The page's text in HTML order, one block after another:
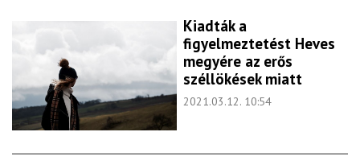
Kiadták a
figyelmeztetést Heves
megyére az erős
széllökések miatt
2021.03.12. 10:54